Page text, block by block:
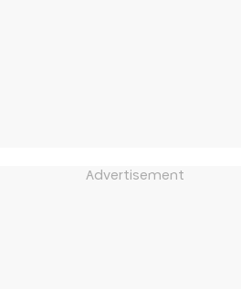
Advertisement